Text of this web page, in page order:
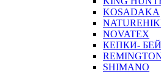
KOSADAKA
NOVATEX
КЕПКИ-
SHIMANO